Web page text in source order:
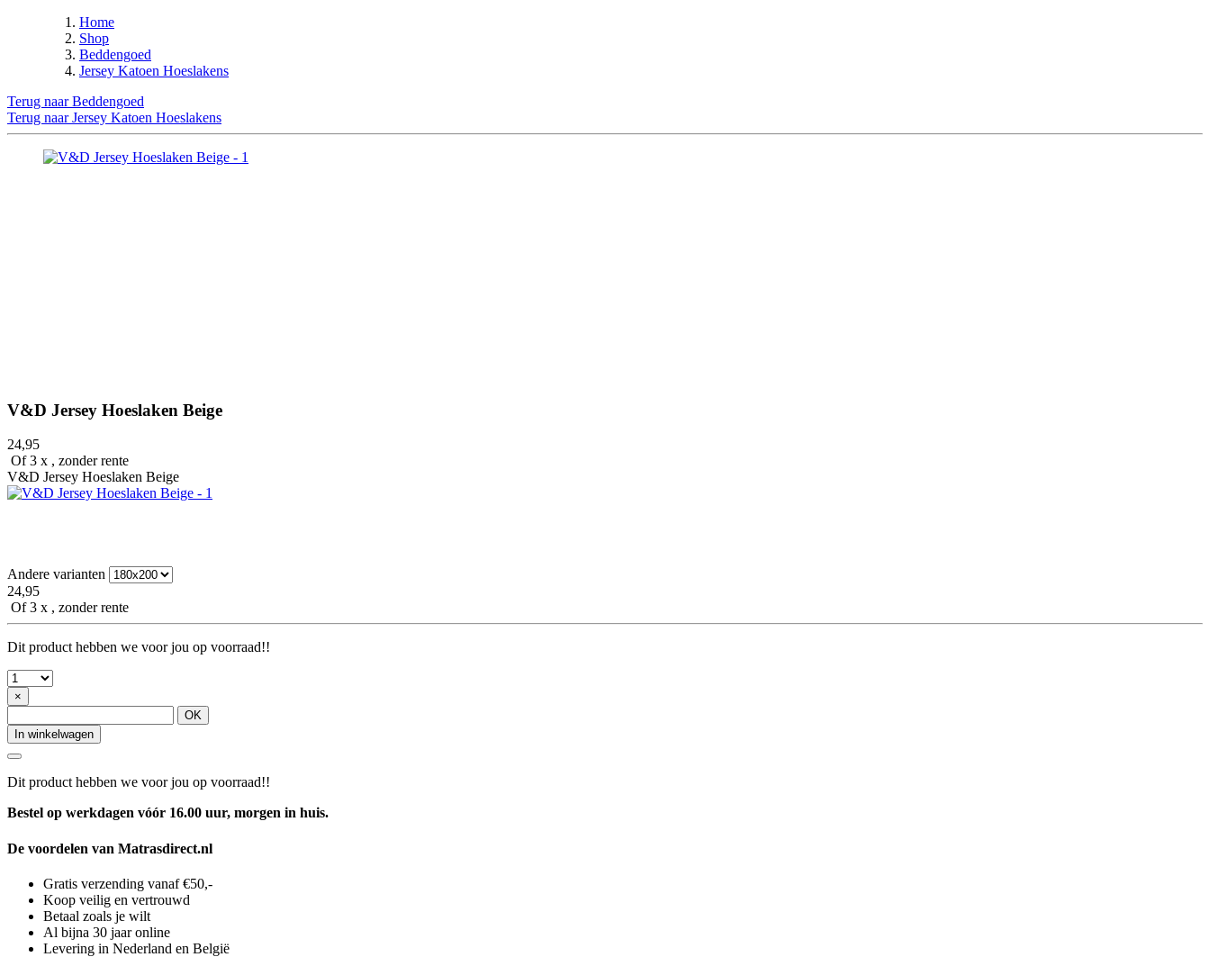
Home
Shop
Beddengoed
Jersey Katoen Hoeslakens
Terug naar Beddengoed
Terug naar Jersey Katoen Hoeslakens
V&D Jersey Hoeslaken Beige
24,95
Of 3 x , zonder rente
V&D Jersey Hoeslaken Beige
Andere varianten
24,95
Of 3 x , zonder rente
Dit product hebben we voor jou op voorraad!!
×
OK
In winkelwagen
Dit product hebben we voor jou op voorraad!!
Bestel op werkdagen vóór 16.00 uur, morgen in huis.
De voordelen van Matrasdirect.nl
Gratis verzending vanaf €50,-
Koop veilig en vertrouwd
Betaal zoals je wilt
Al bijna 30 jaar online
Levering in Nederland en België